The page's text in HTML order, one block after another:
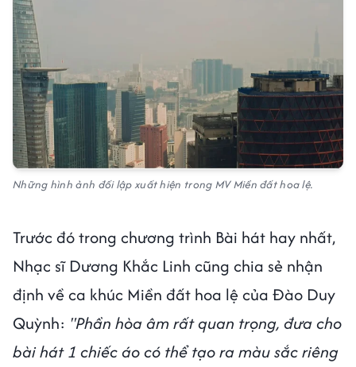
Những hình ảnh đối lập xuất hiện trong MV Miền đất hoa lệ.
Trước đó trong chương trình Bài hát hay nhất,
Nhạc sĩ Dương Khắc Linh cũng chia sẻ nhận
định về ca khúc Miền đất hoa lệ của Đào Duy
Quỳnh: "Phần hòa âm rất quan trọng, đưa cho
bài hát 1 chiếc áo có thể tạo ra màu sắc riêng